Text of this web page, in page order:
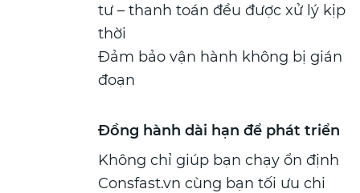
tư – thanh toán đều được xử lý kịp
thời
Đảm bảo vận hành không bị gián
đoạn
Đồng hành dài hạn để phát triển
Không chỉ giúp bạn chạy ổn định
Consfast.vn cùng bạn tối ưu chi